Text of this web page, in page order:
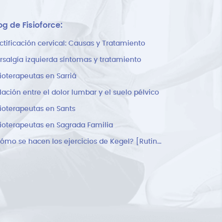
de Fisioforce:
cervical: Causas y Tratamiento
izquierda síntomas y tratamiento
en Sarriá
entre el dolor lumbar y el suelo pélvico
en Sants
en Sagrada Familia
¿Cómo se hacen los ejercicios de Kegel? [Rutina]